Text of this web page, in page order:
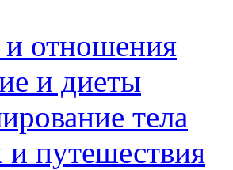
отношения
и диеты
тела
путешествия